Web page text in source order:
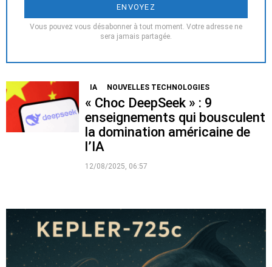
Vous pouvez vous désabonner à tout moment. Votre adresse ne
sera jamais partagée.
IA NOUVELLES TECHNOLOGIES
« Choc DeepSeek » : 9
enseignements qui bousculent
la domination américaine de
l’IA
12/08/2025, 06:57